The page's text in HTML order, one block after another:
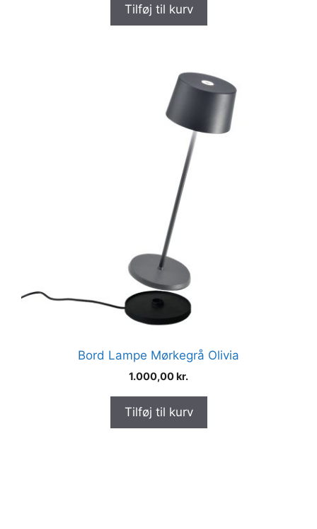
Tilføj til kurv
Bord Lampe Mørkegrå Olivia
1.000,00kr.
Tilføj til kurv